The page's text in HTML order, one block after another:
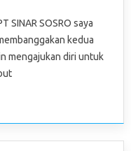
SINAR SOSRO saya
kedua
mengajukan diri untuk